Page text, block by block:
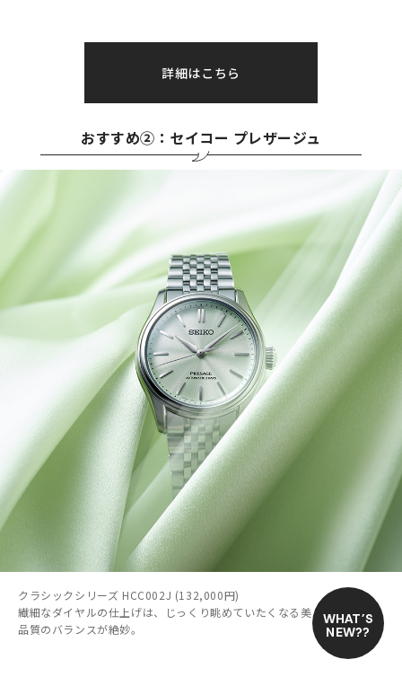
WHAT’S
NEW??
詳細はこちら
おすすめ②：セイコー プレザージュ
クラシックシリーズ HCC002J (132,000円)
繊細なダイヤルの仕上げは、じっくり眺めていたくなる美しさ。価格と
品質のバランスが絶妙。